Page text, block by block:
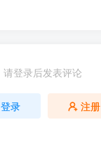
请登录后发表评论
登录 注册